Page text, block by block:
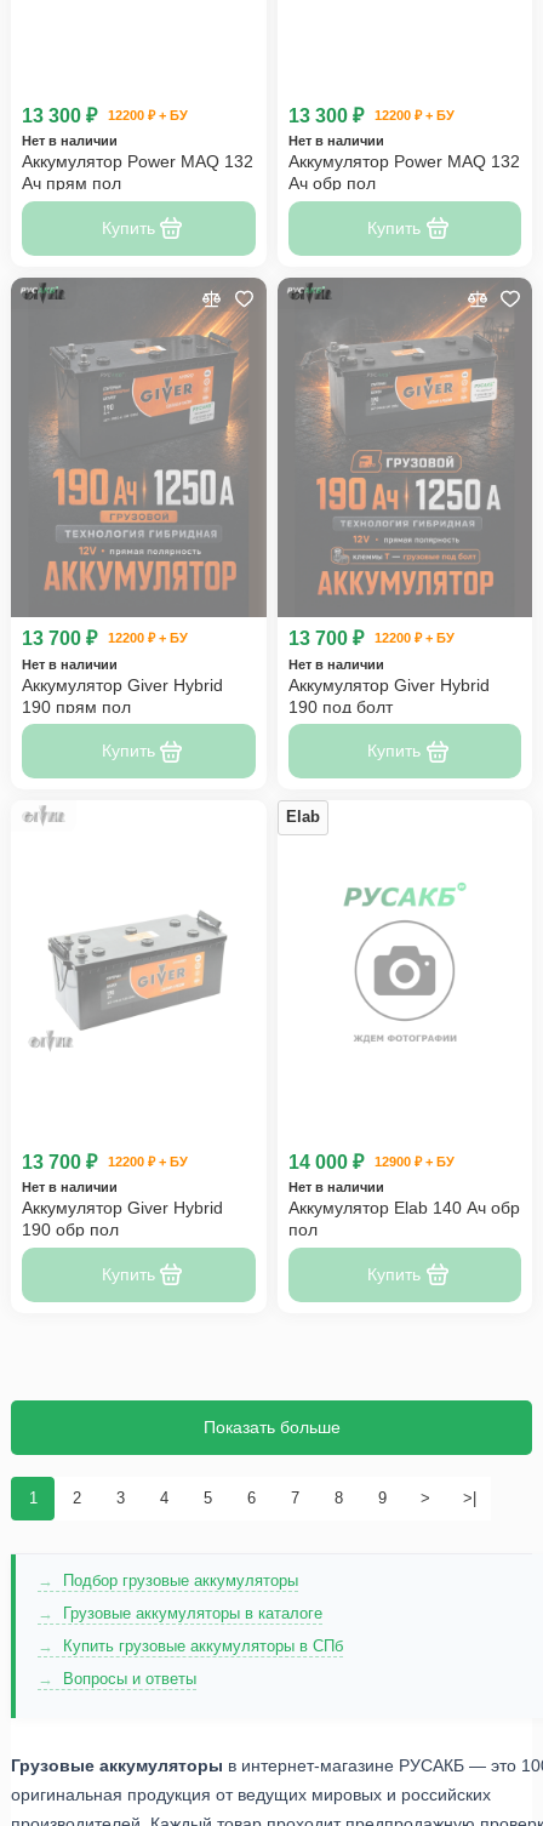
13 300 ₽
12200 ₽ + БУ
Нет в наличии
Аккумулятор Power MAQ 132
Ач прям пол
Купить
13 300 ₽
12200 ₽ + БУ
Нет в наличии
Аккумулятор Power MAQ 132
Ач обр пол
Купить
13 700 ₽
12200 ₽ + БУ
Нет в наличии
Аккумулятор Giver Hybrid
190 прям пол
Купить
13 700 ₽
12200 ₽ + БУ
Нет в наличии
Аккумулятор Giver Hybrid
190 под болт
Купить
13 700 ₽
12200 ₽ + БУ
Нет в наличии
Аккумулятор Giver Hybrid
190 обр пол
Купить
Elab
14 000 ₽
12900 ₽ + БУ
Нет в наличии
Аккумулятор Elab 140 Ач обр
пол
Купить
1 2 3 4 5 6 7 8 9 > >|
Показать больше
Подбор грузовые аккумуляторы
Грузовые аккумуляторы в каталоге
Купить грузовые аккумуляторы в СПб
Вопросы и ответы
Грузовые аккумуляторы в интернет-магазине РУСАКБ — это
оригинальная продукция от ведущих мировых и российских